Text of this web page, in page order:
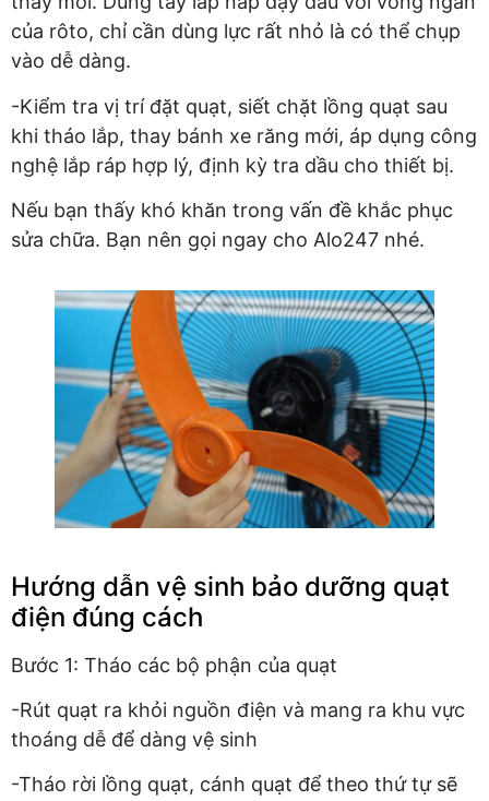
của rôto, chỉ cần dùng lực rất nhỏ là có thể chụp
vào dễ dàng.
-Kiểm tra vị trí đặt quạt, siết chặt lồng quạt sau
khi tháo lắp, thay bánh xe răng mới, áp dụng công
nghệ lắp ráp hợp lý, định kỳ tra dầu cho thiết bị.
Nếu bạn thấy khó khăn trong vấn đề khắc phục
sửa chữa. Bạn nên gọi ngay cho Alo247 nhé.
Hướng dẫn vệ sinh bảo dưỡng quạt
điện đúng cách
Bước 1: Tháo các bộ phận của quạt
-Rút quạt ra khỏi nguồn điện và mang ra khu vực
thoáng dễ để dàng vệ sinh
-Tháo rời lồng quạt, cánh quạt để theo thứ tự sẽ